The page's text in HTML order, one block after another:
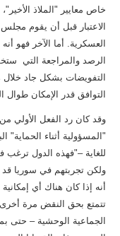
خاص معايير "الملاذ
الاعتبار قبل أن يقوم
العسكرية. أما الآخر فهو
الرصد والمراجعة التي
التفويضات بشكل جاد
التوافق قدر الإمكان طوال
"المسؤولية أثناء الحماية"
للغاية –"فهذه الدول
ولكن تجربتهم في سوريا قد
أنه إذا كان هناك أي
تتمتع بحق النقض مرة أخرى
الجماعية الوحشية – حتى